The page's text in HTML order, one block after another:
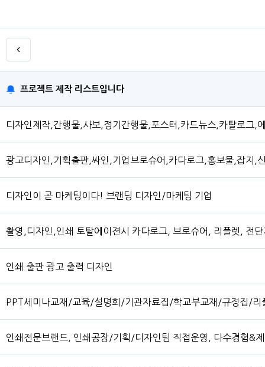
프로젝트 제작 리스트입니다
디자인제작,간행물,사보,정기간행물,포스터,카드뉴스,카탈로그,
광고디자인,기획출판,싸인,기업브로슈어,카다로그,홍보물,잡지,
디자인이 곧 마케팅이다! 브랜딩 디자인/마케팅 기업
촬영,디자인,인쇄 토탈에이젼시 카다로그, 브로슈어, 리플렛, 전
인쇄 출판 광고 출력 디자인
PPT세미나교재/교육/설명회/기관자료집/학교부교재/규정집/
인쇄전문브랜드, 인쇄공장/기획/디자인팀 직접운영, 다수경험&